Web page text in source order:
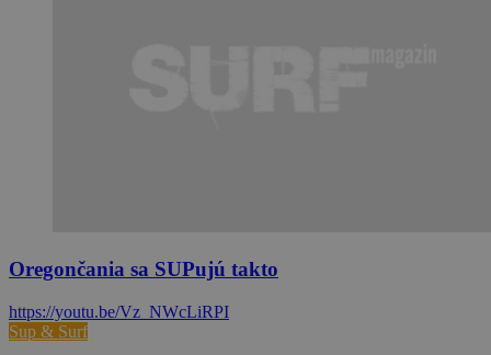
Oregončania sa SUPujú takto
https://youtu.be/Vz_NWcLiRPI
Sup & Surf